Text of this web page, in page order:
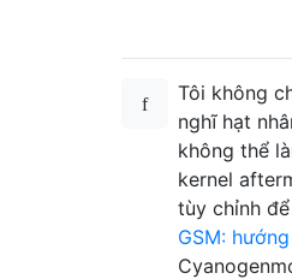
Tôi không
nghĩ hạt
không thể
kernel
tùy chỉnh
GSM: